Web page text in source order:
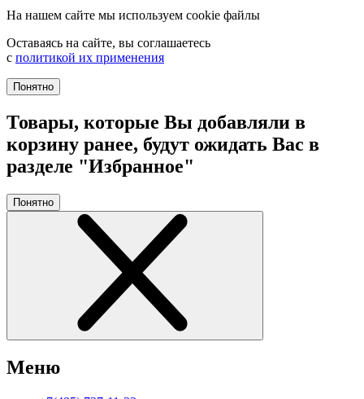
На нашем сайте мы используем cookie файлы
Оставаясь на сайте, вы соглашаетесь
с политикой их применения
Понятно
Товары, которые Вы добавляли в
корзину ранее, будут ожидать Вас в
разделе "Избранное"
Понятно
Меню